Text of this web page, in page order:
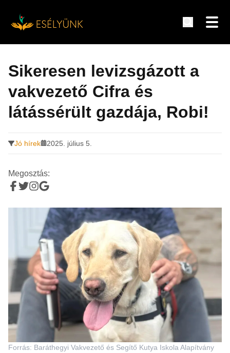
tartalomra
Sikeresen levizsgázott a
vakvezető Cifra és
látássérült gazdája, Robi!
Jó hírek 2025. július 5.
Megosztás:
Forrás: Baráthegyi Vakvezető és Segítő Kutya Iskola Alapítvány